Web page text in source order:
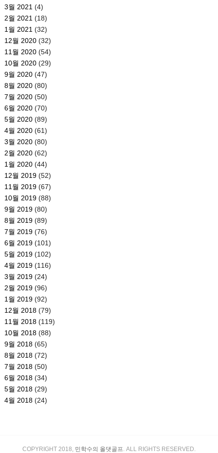
3월 2021 (4)
2월 2021 (18)
1월 2021 (32)
12월 2020(32)
11월 2020(54)
10월 2020(29)
9월 2020(47)
8월 2020(80)
7월 2020(50)
6월 2020(70)
5월 2020(89)
4월 2020(61)
3월 2020(80)
2월 2020(62)
1월 2020(44)
12월 2019(52)
11월 2019(67)
10월 2019(88)
9월 2019(80)
8월 2019(89)
7월 2019(76)
6월 2019(101)
5월 2019(102)
4월 2019(116)
3월 2019(24)
2월 2019(96)
1월 2019(92)
12월 2018(79)
11월 2018(119)
10월 2018(88)
9월 2018(65)
8월 2018(72)
7월 2018(50)
6월 2018(34)
5월 2018(29)
4월 2018(24)
COPYRIGHT 2018, 민학수의 올댓골프. ALL RIGHTS RESERVED.